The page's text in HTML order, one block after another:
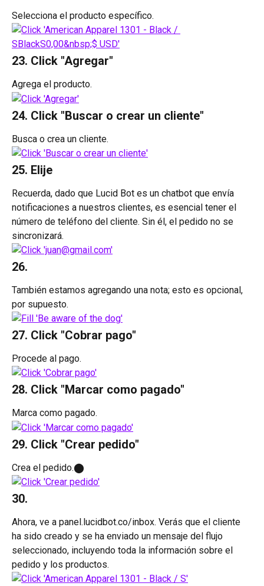
Selecciona el producto específico.
23. Click "Agregar"
Agrega el producto.
24. Click "Buscar o crear un cliente"
Busca o crea un cliente.
25. Elije
Recuerda, dado que Lucid Bot es un chatbot que envía
notificaciones a nuestros clientes, es esencial tener el
número de teléfono del cliente. Sin él, el pedido no se
sincronizará.
26.
También estamos agregando una nota; esto es opcional,
por supuesto.
27. Click "Cobrar pago"
Procede al pago.
28. Click "Marcar como pagado"
Marca como pagado.
29. Click "Crear pedido"
Crea el pedido.​⬤
30.
Ahora, ve a panel.lucidbot.co/inbox. Verás que el cliente
ha sido creado y se ha enviado un mensaje del flujo
seleccionado, incluyendo toda la información sobre el
pedido y los productos.